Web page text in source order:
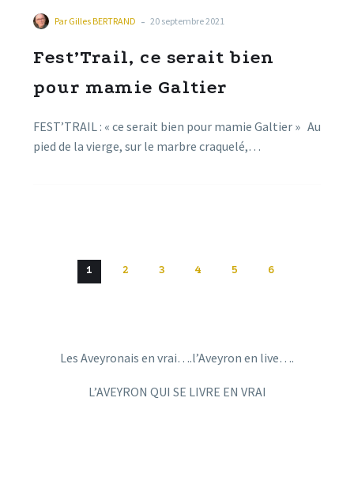
Par Gilles BERTRAND - 20 septembre 2021
Fest’Trail, ce serait bien
pour mamie Galtier
FEST’TRAIL : « ce serait bien pour mamie Galtier » Au
pied de la vierge, sur le marbre craquelé,…
1 2 3 4 5 6
Les Aveyronais en vrai….l’Aveyron en live….
L’AVEYRON QUI SE LIVRE EN VRAI